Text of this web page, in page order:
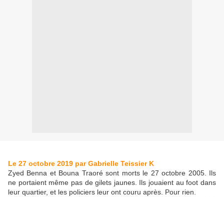
Le 27 octobre 2019 par Gabrielle Teissier K
Zyed Benna et Bouna Traoré sont morts le 27 octobre 2005. Ils
ne portaient même pas de gilets jaunes. Ils jouaient au foot dans
leur quartier, et les policiers leur ont couru après. Pour rien.